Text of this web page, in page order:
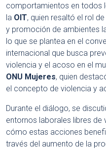
comportamientos en todos
la OIT, quien resaltó el rol
y promoción de ambientes
lo que se plantea en el
internacional que busca
violencia y el acoso en el
ONU Mujeres, quien
el concepto de violencia y
Durante el diálogo, se
entornos laborales libres
cómo estas acciones
través del aumento de la